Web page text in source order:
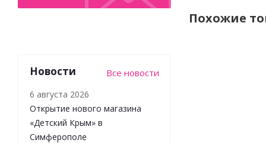
Похожие
Новости Все новости
6 августа 2026
Открытие нового магазина
«Детский Крым» в
Симферополе